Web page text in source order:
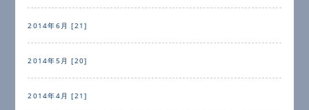
2014年6月 [21]
2014年5月 [20]
2014年4月 [21]